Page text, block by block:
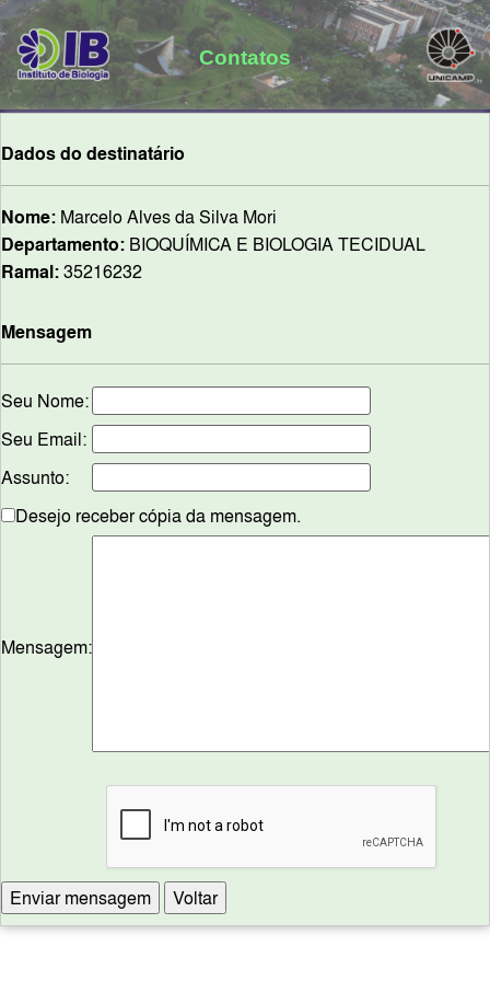
Contatos
Dados do destinatário
Nome: Marcelo Alves da Silva Mori
Departamento: BIOQUÍMICA E BIOLOGIA TECIDUAL
Ramal:35216232
Mensagem
Seu Nome:
Seu Email:
Assunto:
Desejo receber cópia da mensagem.
Mensagem: